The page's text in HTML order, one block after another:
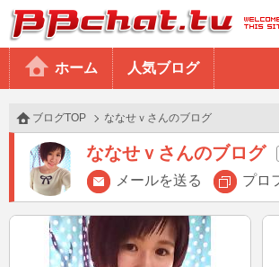
BBchatTV
ホーム 人気ブログ
ブログTOP ななせｖさんのブログ
ななせｖさんのブログ
メールを送る プロ